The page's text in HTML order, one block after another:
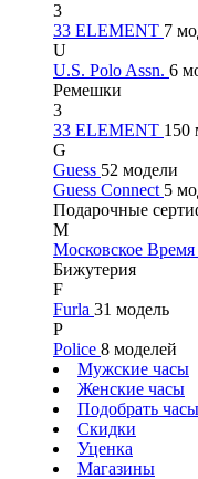
3
33 ELEMENT 7
U
U.S. Polo Assn. 6
Ремешки
3
33 ELEMENT 150
G
Guess 52 модели
Guess Connect 5
Подарочные
М
Московское Время
Бижутерия
F
Furla 31 модель
P
Police 8 моделей
Мужские часы
Женские часы
Подобрать часы
Скидки
Уценка
Магазины